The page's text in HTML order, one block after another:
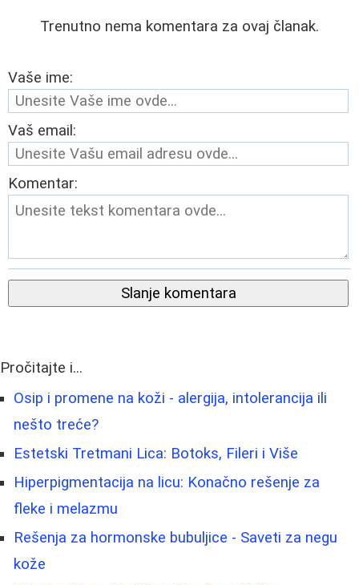
Trenutno nema komentara za ovaj članak.
Vaše ime:
Vaš email:
Komentar:
Slanje komentara
Pročitajte i...
Osip i promene na koži - alergija, intolerancija ili
nešto treće?
Estetski Tretmani Lica: Botoks, Fileri i Više
Hiperpigmentacija na licu: Konačno rešenje za
fleke i melazmu
Rešenja za hormonske bubuljice - Saveti za negu
kože